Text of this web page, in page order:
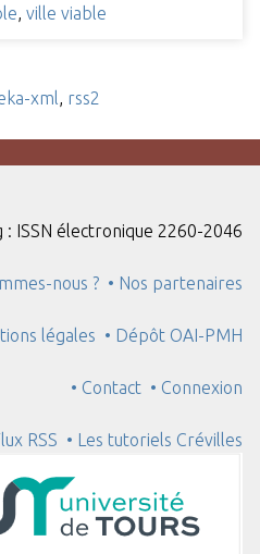
ville viable
xml rss2
: ISSN électronique 2260-2046
nous ? • Nos partenaires
légales • Dépôt OAI-PMH
• Contact • Connexion
RSS • Les tutoriels Crévilles